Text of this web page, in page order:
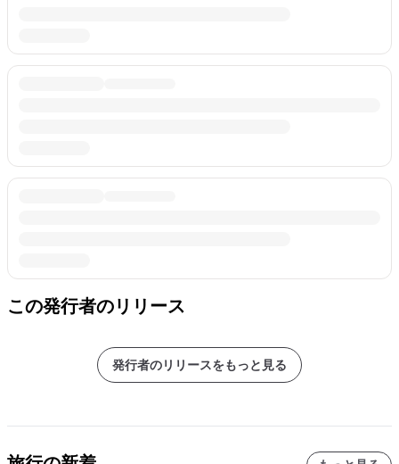
この発行者のリリース
発行者のリリースをもっと見る